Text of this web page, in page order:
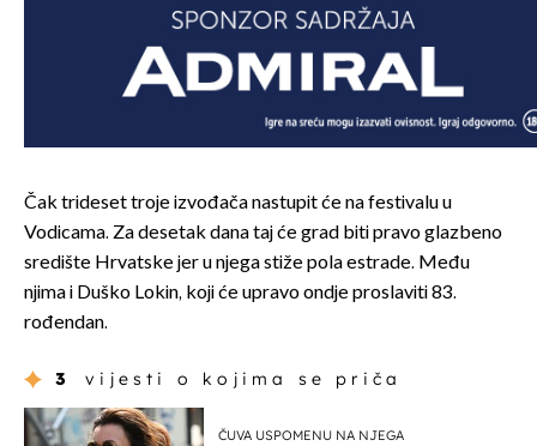
Čak trideset troje izvođača nastupit će na festivalu u
Vodicama. Za desetak dana taj će grad biti pravo glazbeno
središte Hrvatske jer u njega stiže pola estrade. Među
njima i Duško Lokin, koji će upravo ondje proslaviti 83.
rođendan.
3 vijesti o kojima se priča
ČUVA USPOMENU NA NJEGA